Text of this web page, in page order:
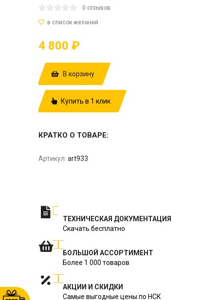
0 отзывов
4 800 ₽
В корзину
Купить в 1 клик
КРАТКО О ТОВАРЕ:
Артикул: art933
ТЕХНИЧЕСКАЯ ДОКУМЕНТАЦИЯ
Скачать бесплатно
БОЛЬШОЙ АССОРТИМЕНТ
Более 1 000 товаров
АКЦИИ И СКИДКИ
Самые выгодные цены по НСК